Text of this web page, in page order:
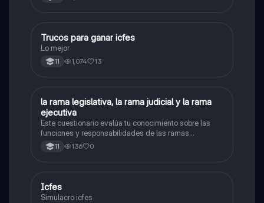
Química
Trucos para ganar icfes
Lo mejor
11 1,074 13
LSociales/Historia
la rama legislativa, la rama judicial y la rama
ejecutiva
Este cuestionario evalúa tu conocimiento sobre las
funciones y responsabilidades de las ramas
legislativa, judicial y ejecutiva.
11 136 0
ICFES: Sociales y Ciudadanas
Icfes
Simulacro icfes